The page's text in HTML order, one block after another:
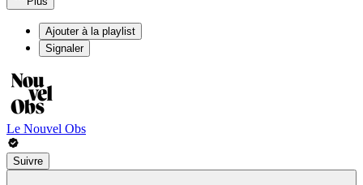
Ajouter à la playlist
Signaler
Le Nouvel Obs
Suivre